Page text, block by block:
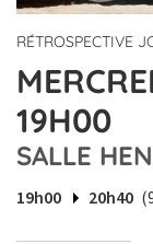
RÉTROSPECTIVE
19H00
SALLE
19h00 20h40